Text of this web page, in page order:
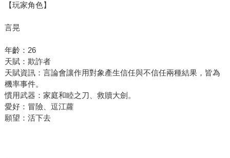
【玩家角色】
言晃
年齡：26
天賦：欺詐者
天賦資訊：言論會讓作用對象產生信任與不信任兩種結果，皆為
機率事件。
慣用武器：家庭和睦之刀、救贖大劍。
愛好：冒險、逗江蘿
願望：活下去